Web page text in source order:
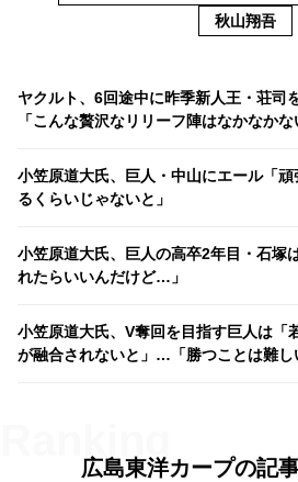
秋山翔吾
ヤクルト、6回途中に昨季新人王・荘
「こんな贅沢なリリーフ陣はなかなかな
小笠原道大氏、巨人・中山にエール「
るくらいじゃないと」
小笠原道大氏、巨人の高卒2年目・石塚
れたらいいんだけど…」
小笠原道大氏、V奪回を目指す巨人は「
が融合されないと」…「勝つことは難し
広島東洋カープの記